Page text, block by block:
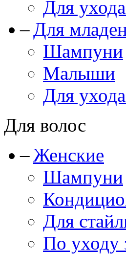
Для
Для
Шампуни
Малыши
Для
Для волос
Женские
Шампуни
Для
По уходу